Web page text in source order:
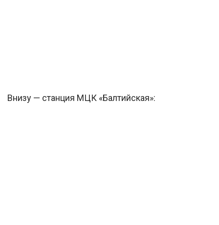
Внизу — станция МЦК «Балтийская»: